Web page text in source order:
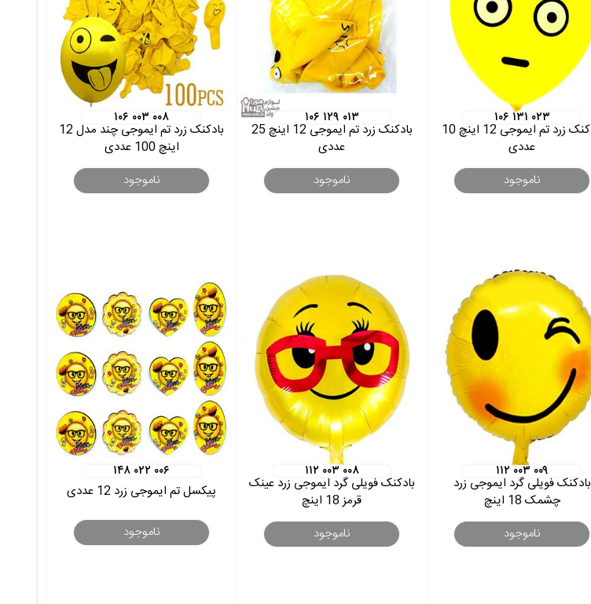
۱۰۶ ۱۳۱ ۰۲۳
بادکنک زرد تم ایموجی 12 اینچ 10
عددی
ناموجود
۱۰۶ ۱۲۹ ۰۱۳
بادکنک زرد تم ایموجی 12 اینچ 25
عددی
ناموجود
۱۰۶ ۰۰۳ ۰۰۸
بادکنک زرد تم ایموجی چند مدل 12
اینچ 100 عددی
ناموجود
۱۱۲ ۰۰۳ ۰۰۹
بادکنک فویلی گرد ایموجی زرد
چشمک 18 اینچ
ناموجود
۱۱۲ ۰۰۳ ۰۰۸
بادکنک فویلی گرد ایموجی زرد عینک
قرمز 18 اینچ
ناموجود
۱۴۸ ۰۲۲ ۰۰۶
پیکسل تم ایموجی زرد 12 عددی
ناموجود